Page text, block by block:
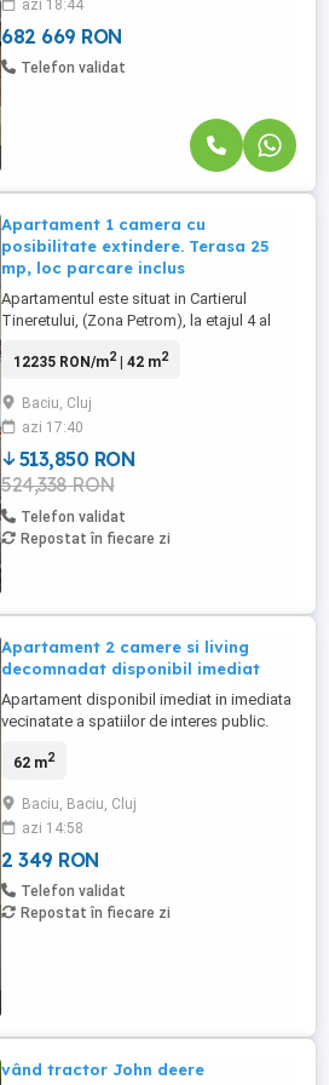
Locuinta dispune de o suprafata utila de
40,5 mp, la care se adauga ...
azi 18:44
682 669 RON
Telefon validat
Apartament 1 camera cu
posibilitate extindere. Terasa 25
mp, loc parcare inclus
Apartamentul este situat in Cartierul
Tineretului, (Zona Petrom), la etajul 4 al
dotat cu lift. Apartamentul se instraineaza
este compus din: -Camera 27 mp
Bucataria de 9 mp Baie 5,20 mp, Balcon
terasa 25 mp Pentru ...
12235 RON/m2| 42 m2
Baciu, Cluj
azi 17:40
513,850 RON
524,338 RON
Telefon validat
Repostat în fiecare zi
Apartament 2 camere si living
decomnadat disponibil imediat
Apartament disponibil imediat in imediata
vecinatate a spatiilor de interes public.
62 m2
Baciu, Baciu, Cluj
azi 14:58
2 349 RON
Telefon validat
Repostat în fiecare zi
vând tractor John deere